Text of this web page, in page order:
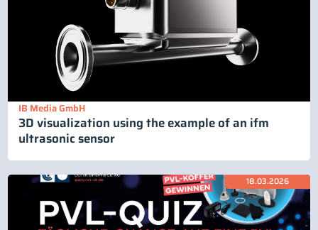
IB Media GmbH
3D visualization using the example of an ifm
ultrasonic sensor
18.03.2026